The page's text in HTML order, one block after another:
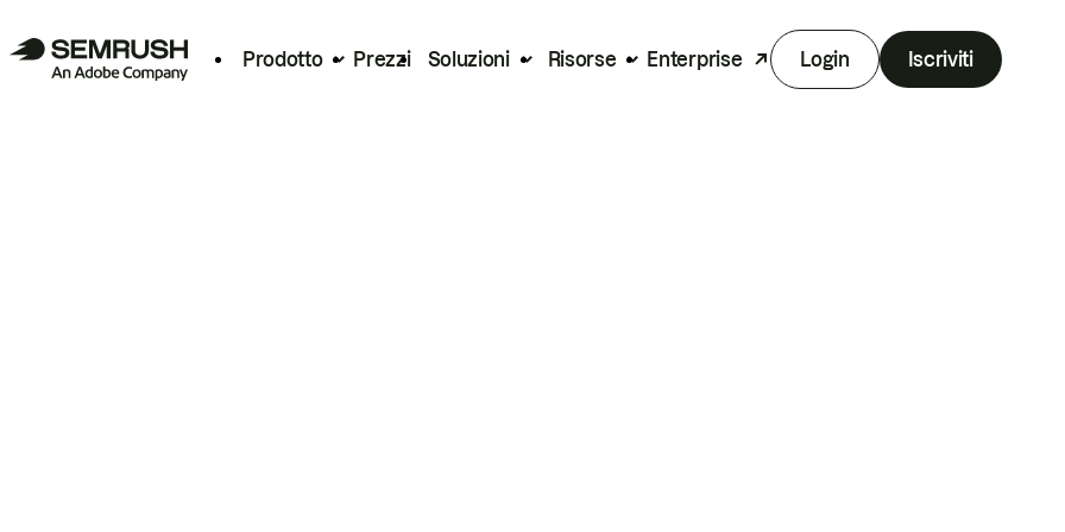
Prodotto Prezzi Soluzioni Risorse Enterprise Login Iscriviti